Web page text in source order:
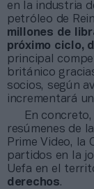
en la industria
petróleo de
millones de
próximo ciclo,
principal
británico
socios, según
incrementará
En
resúmenes de
Prime Video, la
partidos en la
Uefa en el
derechos.